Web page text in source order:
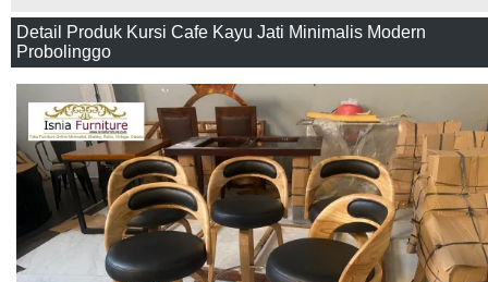
Detail Produk Kursi Cafe Kayu Jati Minimalis Modern
Probolinggo